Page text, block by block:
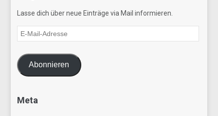
Lasse dich über neue Einträge via Mail informieren.
E-
Mail-
Abonnieren
Meta